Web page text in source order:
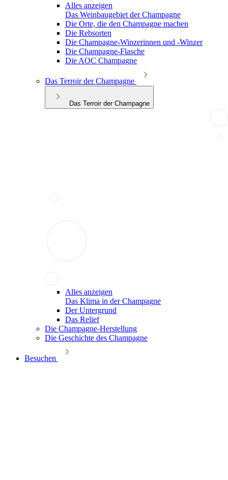
Alles anzeigen
Das Weinbaugebiet der Champagne
Die Orte, die den Champagne machen
Die Rebsorten
Die Champagne-Winzerinnen und -Winzer
Die Champagne-Flasche
Die AOC Champagne
Das Terroir der Champagne
Das Terroir der Champagne
Alles anzeigen
Das Klima in der Champagne
Der Untergrund
Das Relief
Die Champagne-Herstellung
Die Geschichte des Champagne
Besuchen